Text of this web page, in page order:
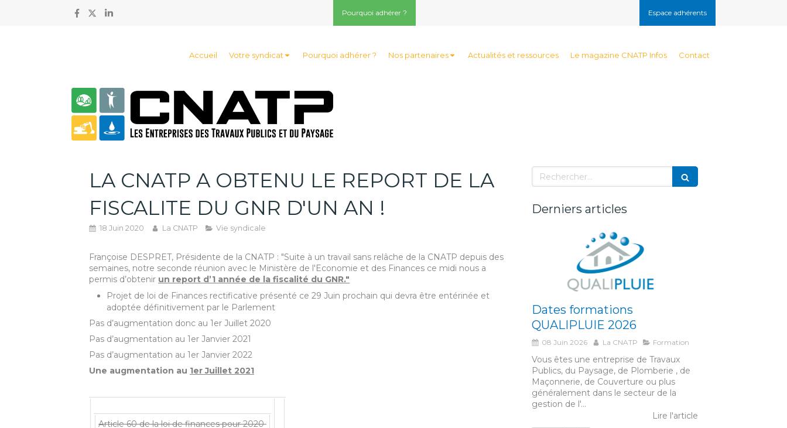
Pourquoi adhérer ? Espace adhérents
Accueil Votre syndicat Pourquoi adhérer ? Nos partenaires Actualités et ressources Le magazine CNATP Infos Contact
LA CNATP A OBTENU LE REPORT DE LA
FISCALITE DU GNR D'UN AN !
18 Juin 2020 La CNATP Vie syndicale
Françoise DESPRET, Présidente de la CNATP : "Suite à un travail sans relâche de la CNATP depuis des
semaines, notre seconde réunion avec le Ministère de l'Economie et des Finances ce midi nous a
permis d’obtenir un report d’1 année de la fiscalité du GNR."
Projet de loi de Finances rectificative présenté ce 29 Juin prochain qui devra être entérinée et
adoptée définitivement par le Parlement
Pas d’augmentation donc au 1er Juillet 2020
Pas d’augmentation au 1er Janvier 2021
Pas d’augmentation au 1er Janvier 2022
Une augmentation au 1er Juillet 2021
Article 60 de la loi de finances pour 2020
Rechercher
Derniers articles
Dates formations
QUALIPLUIE 2026
08 Juin 2026 La CNATP Formation
Vous êtes une entreprise de Travaux
Publics, du Paysage, de Plomberie , de
Maçonnerie, de Couverture ou plus
généralement dans le secteur de la
gestion de l'...
Lire l'article